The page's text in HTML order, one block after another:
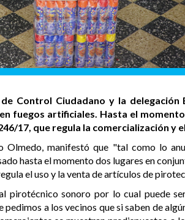
Control Ciudadano y la delegación
fuegos artificiales. Hasta el
17, que regula la comercialización y
manifestó que "tal como lo
hasta el momento dos lugares en
el uso y la venta de artículos de
pirotécnico sonoro por lo cual puede
a los vecinos que si saben de